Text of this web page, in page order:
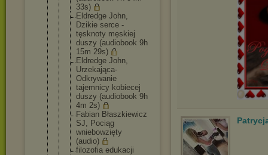
33s)
Eldredge John,
Dzikie serce -
tęsknoty męskiej
duszy (audiobook 9h
15m 29s)
Eldredge John,
Urzekająca-
Odkrywanie
tajemnicy kobiecej
duszy (audiobook 9h
4m 2s)
Fabian Błaszkiewicz
SJ, Pociąg
wniebowzięty
(audio)
filozofia edukacji